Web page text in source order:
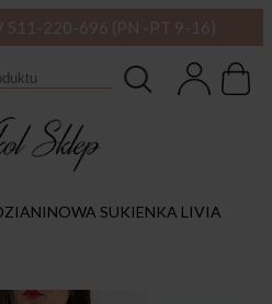
511-220-696 (PN -PT 9-16)
SUKIENKA LIVIA